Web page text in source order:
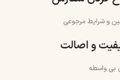
و شرایط مرجوعی
و اصالت
بی واسطه